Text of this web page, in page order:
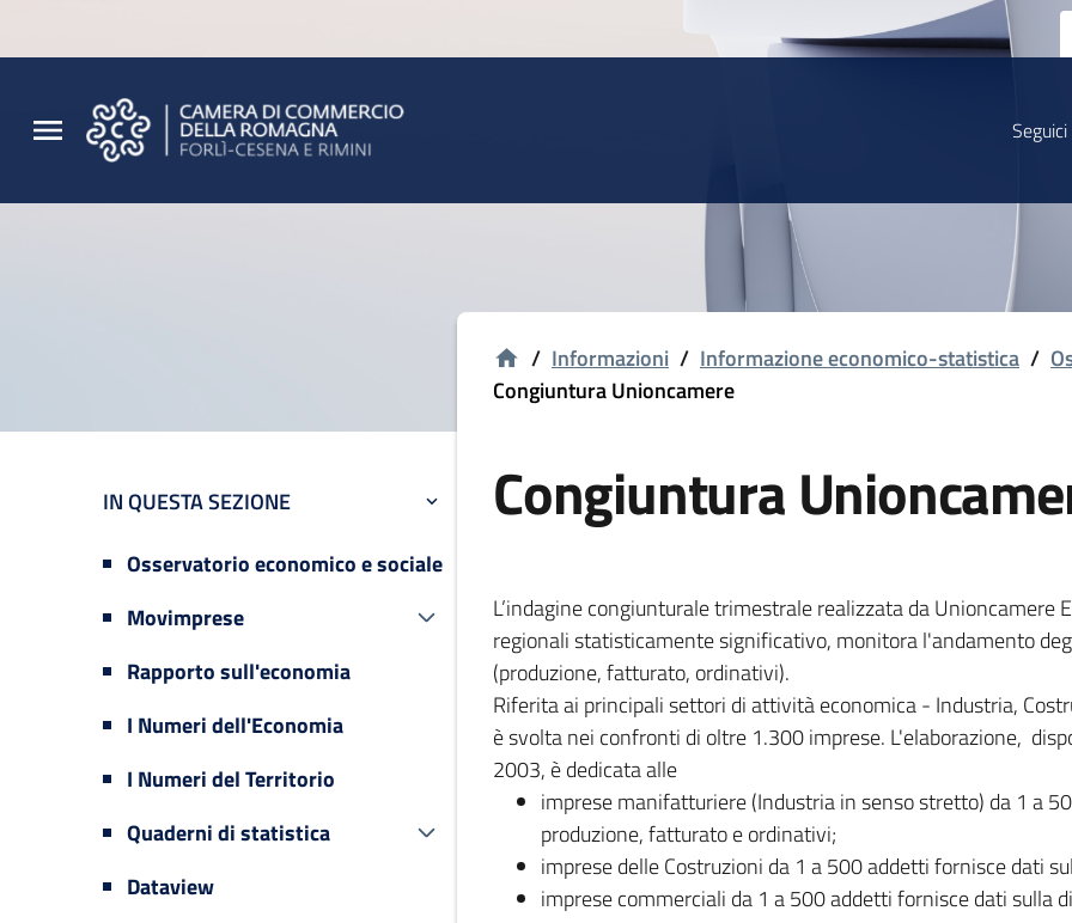
IN QUESTA SEZIONE
Osservatorio economico e sociale
Movimprese
Rapporto sull'economia
I Numeri dell'Economia
I Numeri del Territorio
Quaderni di statistica
Dataview
/ Informazioni / Informazione economico-statistica /
Congiuntura Unioncamere
Congiuntura
L’indagine congiunturale trimestrale realizzata da Unioncamere
regionali statisticamente significativo, monitora l'andamento
(produzione, fatturato, ordinativi).
Riferita ai principali settori di attività economica - Industria,
è svolta nei confronti di oltre 1.300 imprese. L'elaborazione,
2003, è dedicata alle
imprese manifatturiere (Industria in senso stretto) da 1 a
produzione, fatturato e ordinativi;
imprese delle Costruzioni da 1 a 500 addetti fornisce dati
imprese commerciali da 1 a 500 addetti fornisce dati sulla